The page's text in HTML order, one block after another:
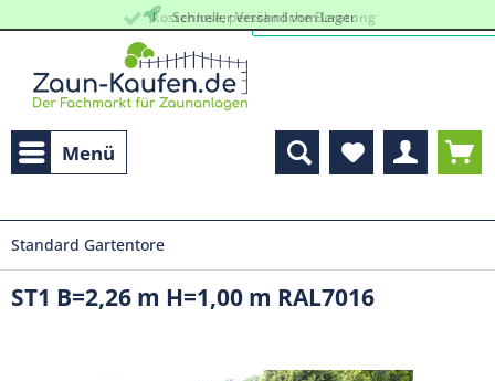
Schneller Versand vom Lager
kostenlose, persöhnliche Beratung
Menü
Standard Gartentore
ST1 B=2,26 m H=1,00 m RAL7016